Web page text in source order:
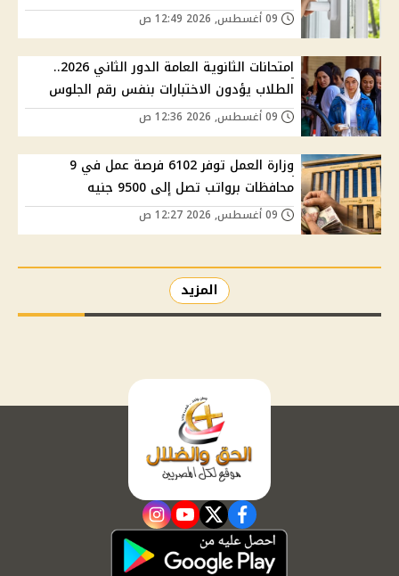
امتحانات الثانوية العامة الدور الثاني 2026..
الطلاب يؤدون الاختبارات بنفس رقم الجلوس
وزارة العمل توفر 6102 فرصة عمل في 9
محافظات برواتب تصل إلى 9500 جنيه
المزيد
facebook
twitter
youtube
instagram